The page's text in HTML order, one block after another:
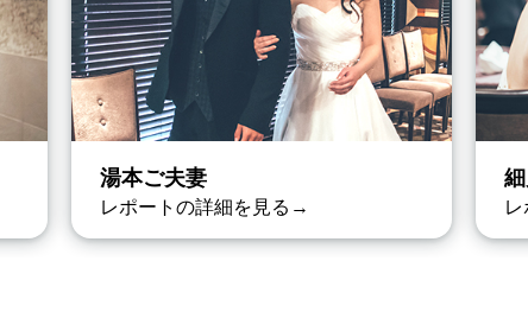
湯本ご夫妻
レポートの詳細を見る→